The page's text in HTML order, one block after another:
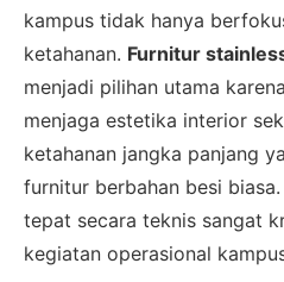
kampus tidak hanya
ketahanan. Furnitur
menjadi pilihan utama
menjaga estetika interior
ketahanan jangka panjang
furnitur berbahan besi
tepat secara teknis sangat
kegiatan operasional